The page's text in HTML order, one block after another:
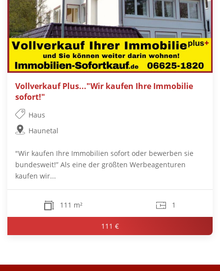
Vollverkauf Plus..."Wir kaufen Ihre Immobilie
sofort!"
Haus
Haunetal
"Wir kaufen Ihre Immobilien sofort oder bewerben sie
bundesweit!” Als eine der größten Werbeagenturen
kaufen wir...
111 m² 1
111 €